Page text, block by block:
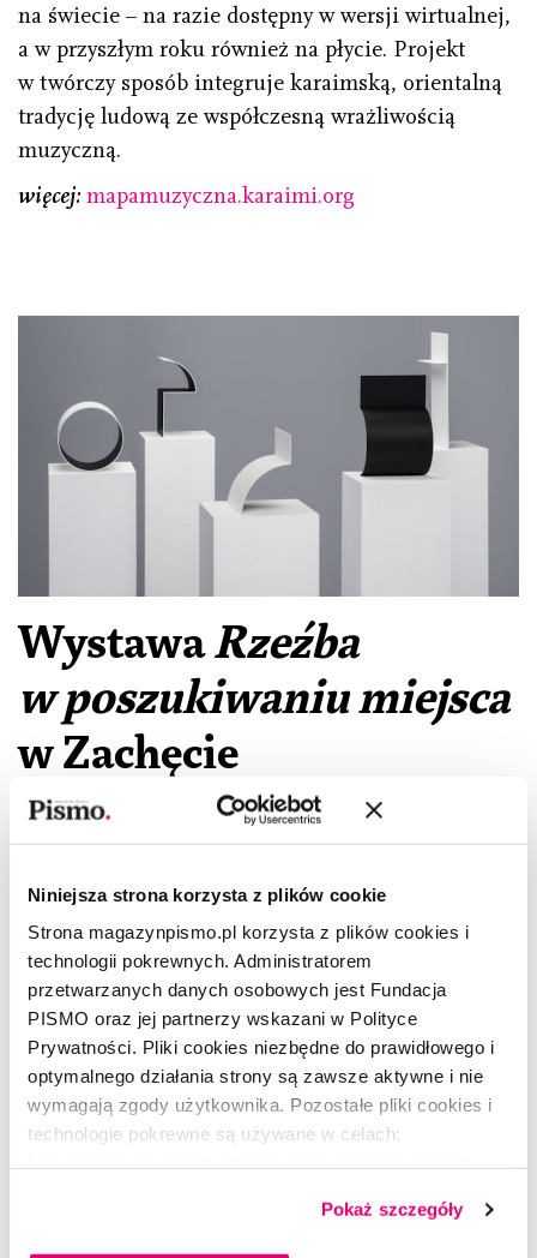
Niniejsza strona korzysta z plików cookie
Strona magazynpismo.pl korzysta z plików cookies i
technologii pokrewnych. Administratorem
przetwarzanych danych osobowych jest Fundacja
PISMO oraz jej partnerzy wskazani w Polityce
Prywatności. Pliki cookies niezbędne do prawidłowego i
optymalnego działania strony są zawsze aktywne i nie
wymagają zgody użytkownika. Pozostałe pliki cookies i
technologie pokrewne są używane w celach:
dobrowolną zgodę na pliki cookies i technologie
pokrewne, zgadzasz się na przechowywanie informacji
Pokaż szczegóły
na świecie – na razie dostępny w wersji wirtualnej,
a w przyszłym roku również na płycie. Projekt
w twórczy sposób integruje karaimską, orientalną
tradycję ludową ze współczesną wrażliwością
muzyczną.
więcej: mapamuzyczna.karaimi.org
WystawaRzeźba
w poszukiwaniu miejsca
w Zachęcie
poświęconą przekrojowemu ujęciu rzeźby
współczesnej.Rzeźba w poszukiwaniu miejscato
opowieść o tożsamości rzeźby polskiej w ostatnich
sześćdziesięciu latach, poprowadzona przez
pryzmat zjawisk i postaw twórczych
najważniejszych dla rozwoju tego medium.
Wystawa potrwa do 21 lutego, a zobaczyć można
na niej prace takich twórców, jak Xawery
Kozyra, Magdalena Abakanowicz czy Katarzyna